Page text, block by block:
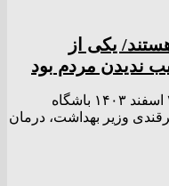
یکی از
ندیدن مردم بود
به گزارش کاوک نیوز ۱۵:۵۶ – ۲۱ اسفند ۱۴۰۳ باشگاه
وزیر بهداشت، درمان